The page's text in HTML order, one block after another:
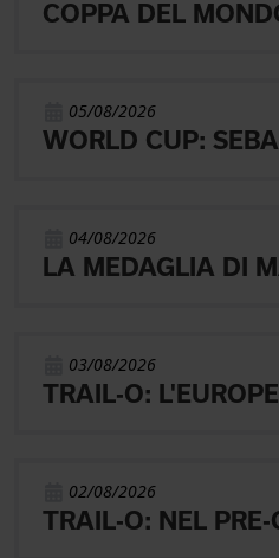
05/08/2026
04/08/2026
03/08/2026
02/08/2026